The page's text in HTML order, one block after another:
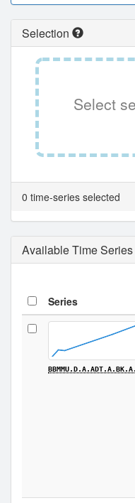
Selection
Select
0 time-series selected
Available Time Series
Series